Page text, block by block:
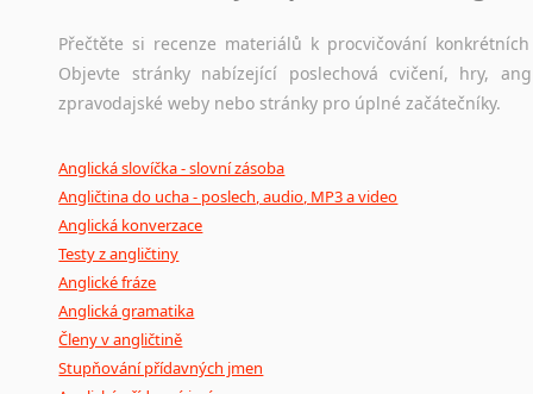
Přečtěte si recenze materiálů k procvičování
Objevte stránky nabízející poslechová cvičení, hry,
zpravodajské weby nebo stránky pro úplné začátečníky.
Anglická slovíčka - slovní zásoba
Angličtina do ucha - poslech, audio, MP3 a video
Anglická konverzace
Testy z angličtiny
Anglické fráze
Anglická gramatika
Členy v angličtině
Stupňování přídavných jmen